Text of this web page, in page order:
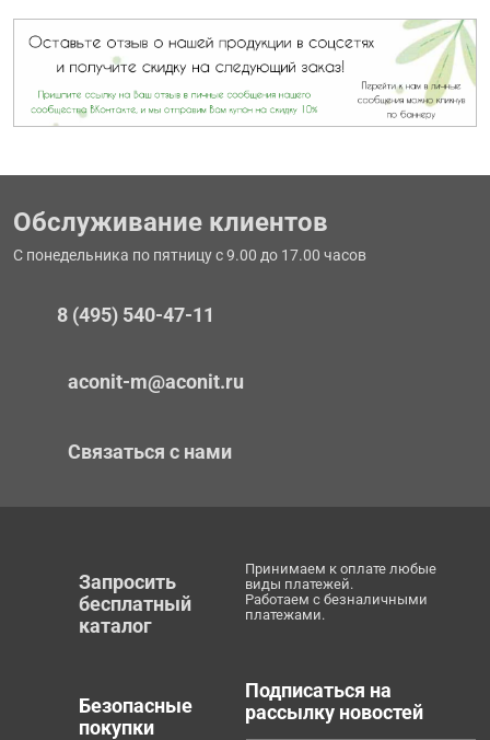
Обслуживание клиентов
С понедельника по пятницу с 9.00 до 17.00 часов
8 (495) 540-47-11
aconit-m@aconit.ru
Связаться с нами
Запросить
бесплатный
каталог
Принимаем к оплате любые
виды платежей.
Работаем с безналичными
платежами.
Безопасные
покупки
Подписаться на
рассылку новостей